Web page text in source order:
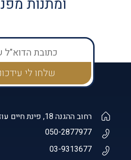
ומתנות
רחוב ההגנה 18, פינת חיים עוזר, פתח תקווה
050-2877977
03-9313677